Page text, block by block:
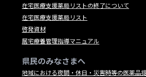
在宅医療支援薬局リストの終了について
在宅医療支援薬局リスト
啓発資材
居宅療養管理指導マニュアル
県民のみなさまへ
地域における夜間・休日・災害時等の医薬品